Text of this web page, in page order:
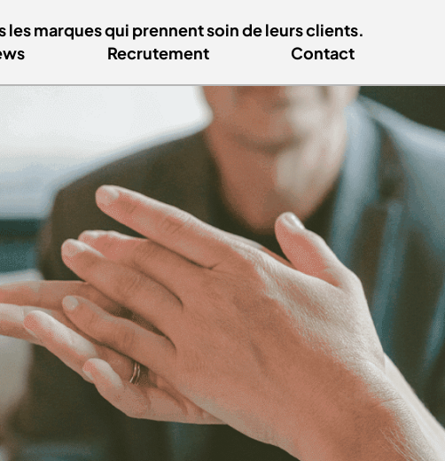
marques qui prennent soin de leurs clients.
Recrutement Contact